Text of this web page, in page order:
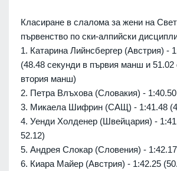
Класиране в слалома за жени на
първенство по ски-алпийски
1. Катарина Лийнсбергер (Австрия) -
(48.48 секунди в първия манш и 51.02
втория манш)
2. Петра Влъхова (Словакия) -
3. Микаела Шифрин (САЩ) - 1:41.48
4. Уенди Холденер (Швейцария) -
52.12)
5. Андрея Слокар (Словения) -
6. Киара Майер (Австрия) - 1:42.25